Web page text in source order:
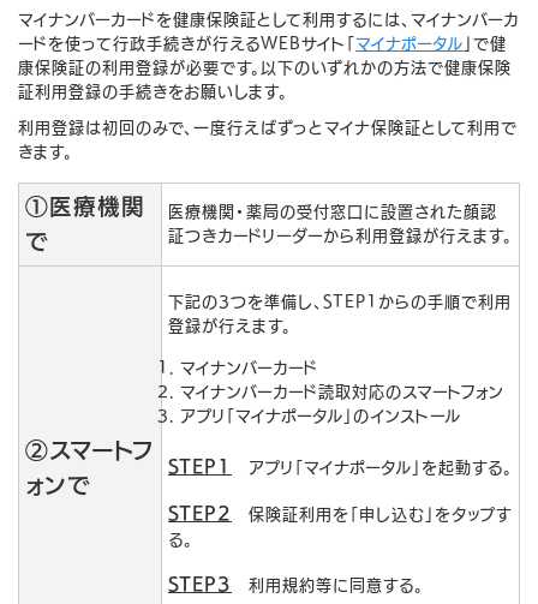
マイナンバーカードを健康保険証として利用するには、マイナンバーカ
ードを使って行政手続きが行えるWEBサイト「 マイナポータル 」で健
康保険証の利用登録が必要です。以下のいずれかの方法で健康保険
証利用登録の手続きをお願いします。
利用登録は初回のみで、一度行えばずっとマイナ保険証として利用で
きます。
①医療機関
で
医療機関・薬局の受付窓口に設置された顔認
証つきカードリーダーから利用登録が行えます。
②スマートフ
ォンで
下記の3つを準備し、STEP1からの手順で利用
登録が行えます。
マイナンバーカード
マイナンバーカード読取対応のスマートフォン
アプリ「マイナポータル」のインストール
STEP1 アプリ「マイナポータル」を起動する。
STEP2
保険証利用を「申し込む」をタップす
る。
STEP3 利用規約等に同意する。